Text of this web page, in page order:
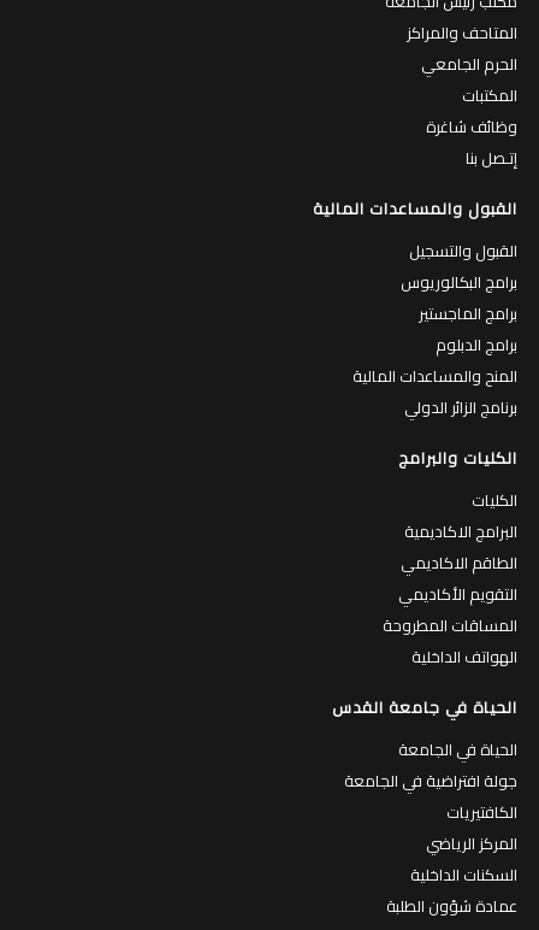
المتاحف والمراكز
الحرم الجامعي
المكتبات
وظائف شاغرة
إتـصل بنا
القبول والمساعدات المالية
القبول والتسجيل
برامج البكالوريوس
برامج الماجستير
برامج الدبلوم
المنح والمساعدات المالية
برنامج الزائر الدولي
الكليات والبرامج
الكليات
البرامج الاكاديمية
الطاقم الاكاديمي
التقويم الأكاديمي
المساقات المطروحة
الهواتف الداخلية
الحياة في جامعة القدس
الحياة في الجامعة
جولة افتراضية في الجامعة
الكافتيريات
المركز الرياضي
السكنات الداخلية
عمادة شؤون الطلبة